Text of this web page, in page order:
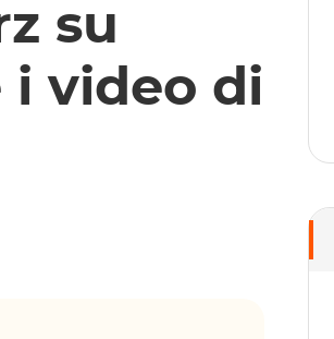
su
i video di